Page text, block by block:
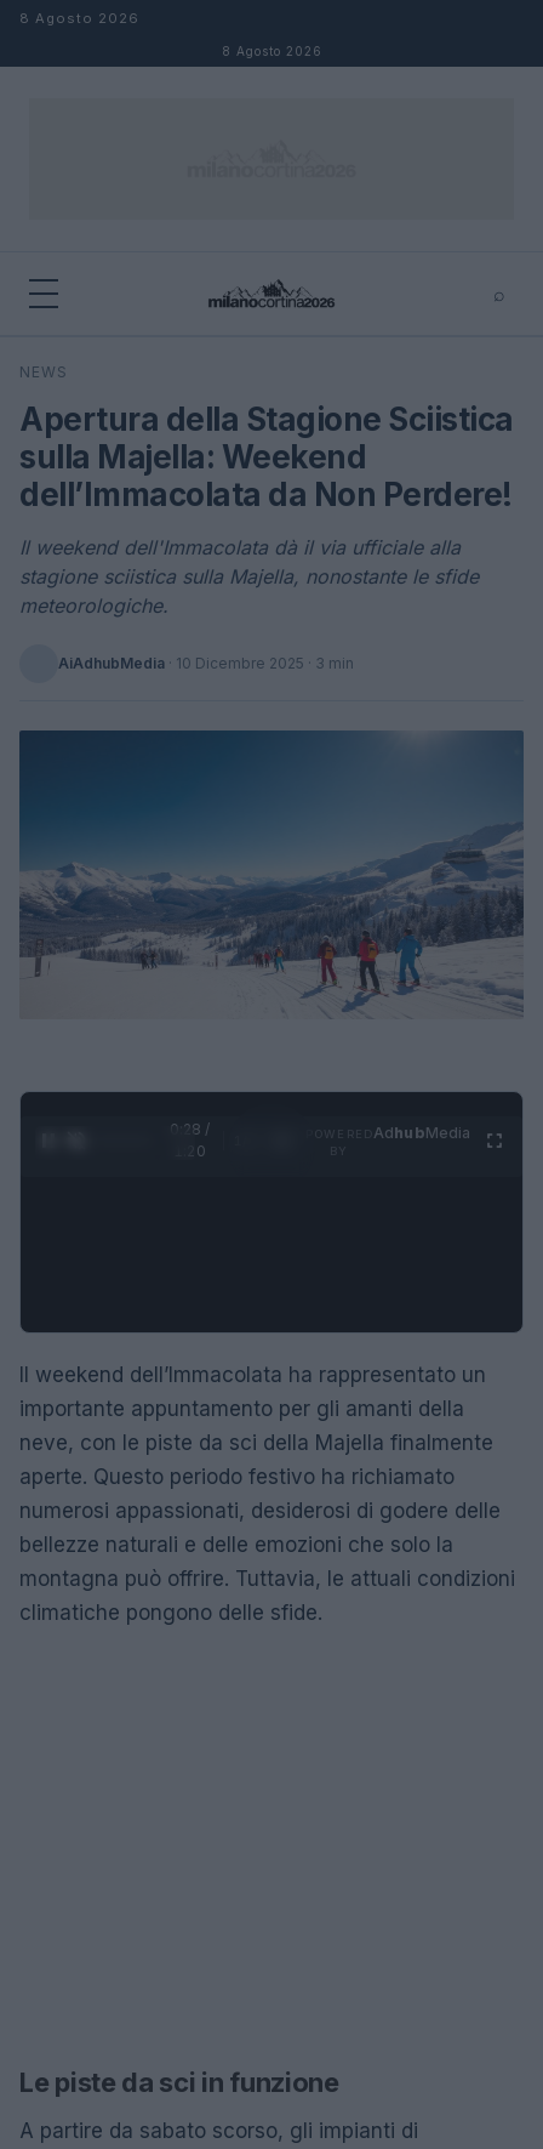
Salta al contenuto
8 Agosto 2026
8 Agosto 2026
⌕
Cerca
NEWS
Apertura della Stagione Sciistica
sulla Majella: Weekend
dell’Immacolata da Non Perdere!
Il weekend dell'Immacolata dà il via ufficiale alla
stagione sciistica sulla Majella, nonostante le sfide
meteorologiche.
AiAdhubMedia · 10 Dicembre 2025 · 3 min
0:29 /
1:20
AdhubMedia
Il weekend dell’Immacolata ha rappresentato un
importante appuntamento per gli amanti della
neve, con le piste da sci della Majella finalmente
aperte. Questo periodo festivo ha richiamato
numerosi appassionati, desiderosi di godere delle
bellezze naturali e delle emozioni che solo la
montagna può offrire. Tuttavia, le attuali condizioni
climatiche pongono delle sfide.
Le piste da sci in funzione
A partire da sabato scorso, gli impianti di